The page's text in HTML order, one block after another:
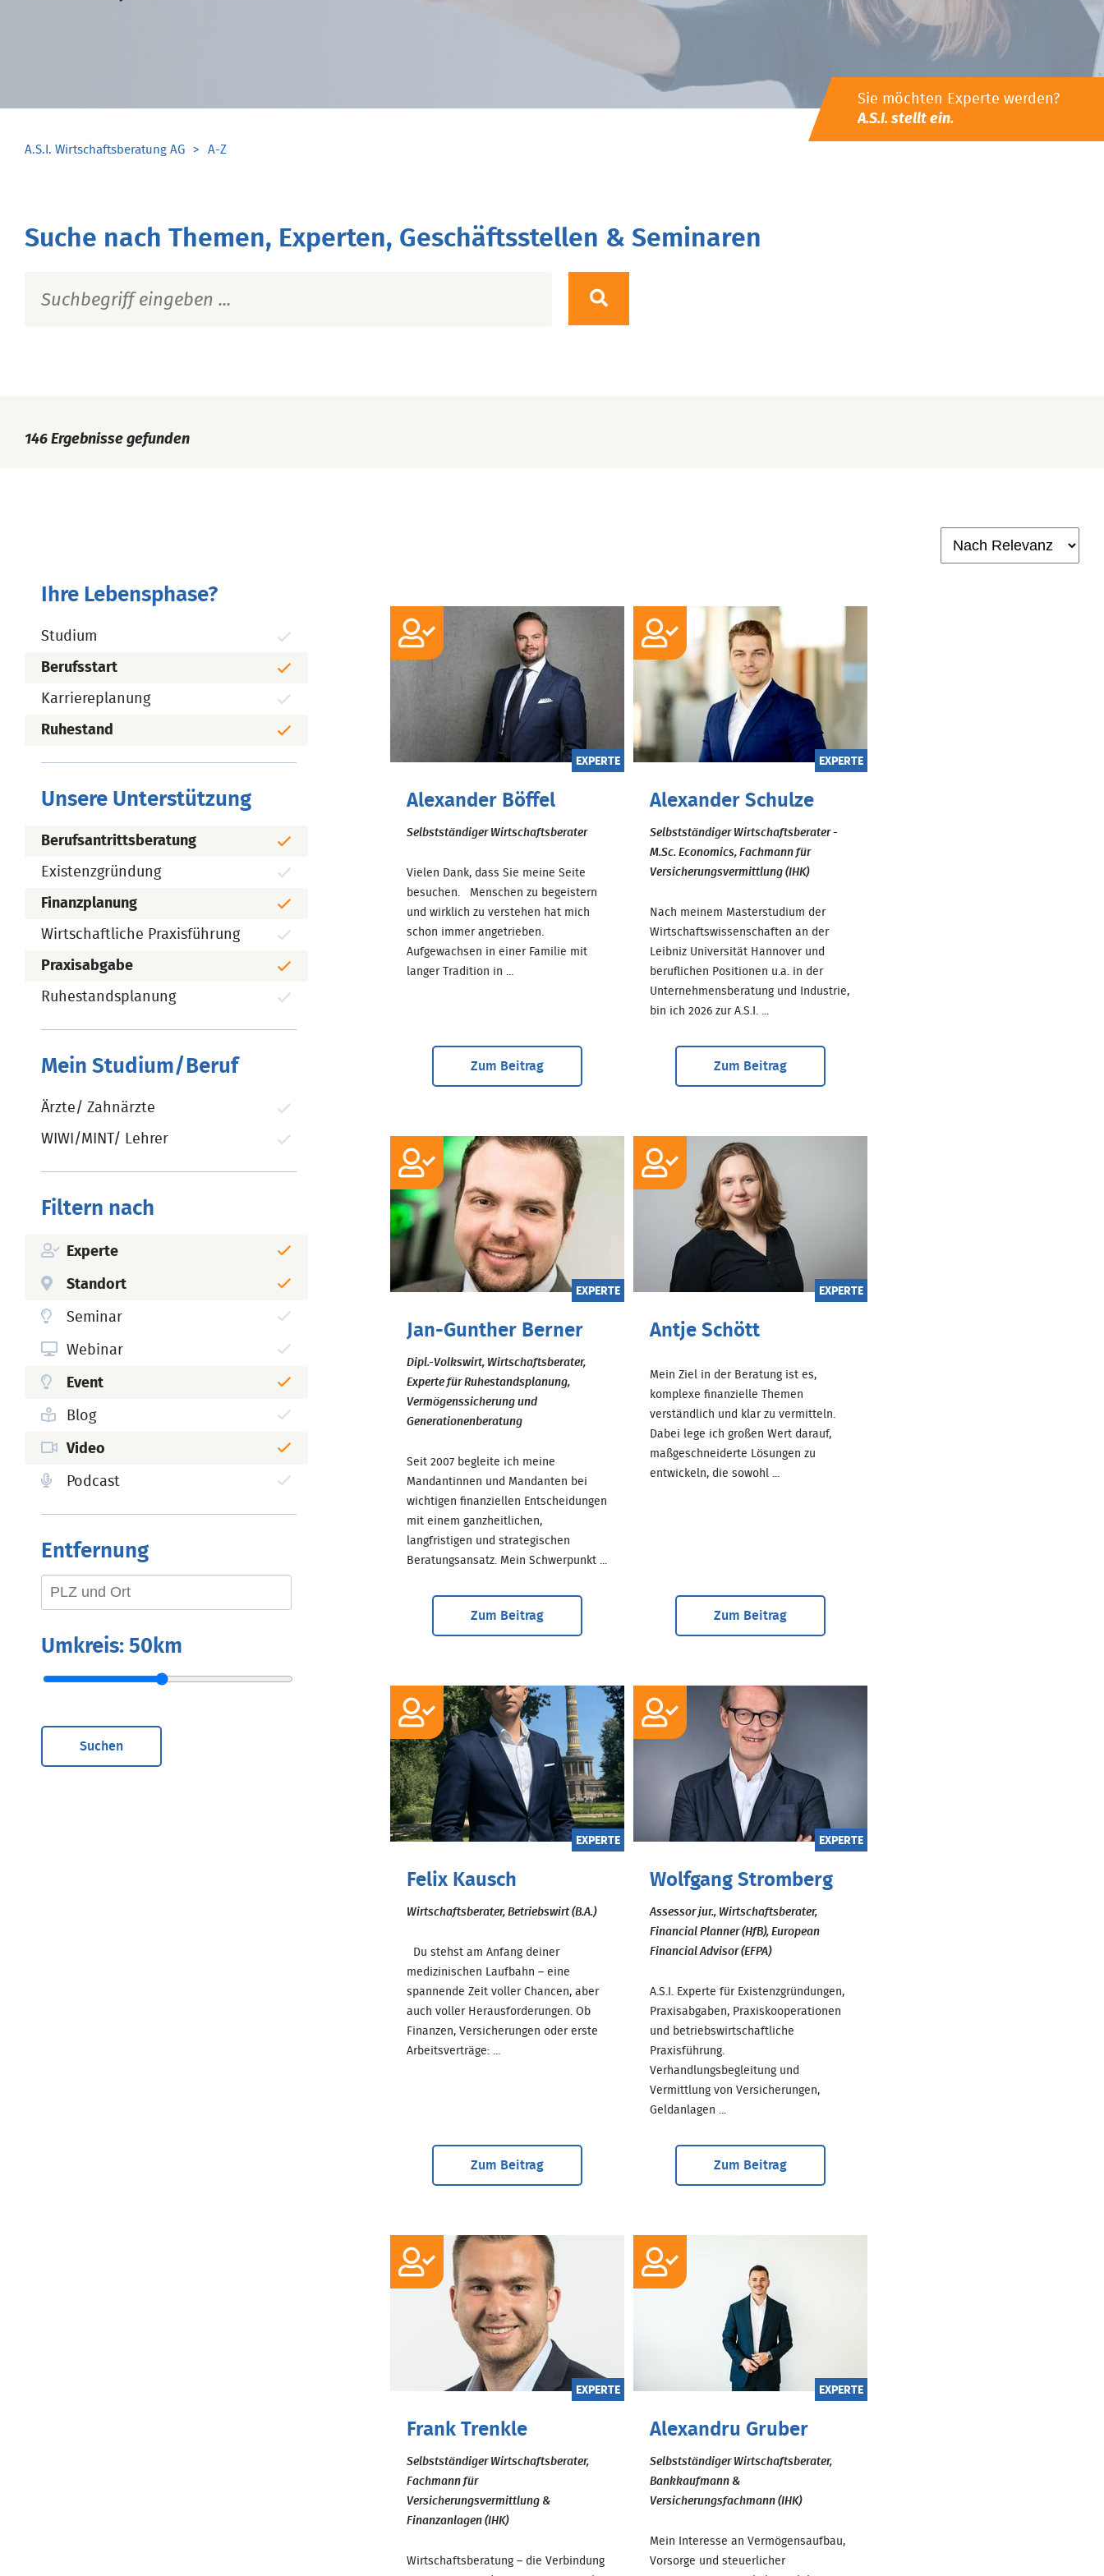
Sie möchten Experte werden?
A.S.I. stellt ein.
A.S.I. Wirtschaftsberatung AG A-Z
Suche nach Themen, Experten, Geschäftsstellen & Seminaren
146 Ergebnisse gefunden
Ihre Lebensphase?
Studium
Berufsstart
Karriereplanung
Ruhestand
Unsere Unterstützung
Berufsantrittsberatung
Existenzgründung
Finanzplanung
Wirtschaftliche Praxisführung
Praxisabgabe
Ruhestandsplanung
Mein Studium/Beruf
Ärzte/ Zahnärzte
WIWI/MINT/ Lehrer
Filtern nach
Experte
Standort
Seminar
Webinar
Event
Blog
Video
Podcast
Entfernung
Umkreis: 50km
Suchen
EXPERTE
Alexander Böffel
Selbstständiger Wirtschaftsberater
Vielen Dank, dass Sie meine Seite
besuchen. Menschen zu begeistern
und wirklich zu verstehen hat mich
schon immer angetrieben.
Aufgewachsen in einer Familie mit
langer Tradition in ...
Zum Beitrag
EXPERTE
Alexander Schulze
Selbstständiger Wirtschaftsberater -
M.Sc. Economics, Fachmann für
Versicherungsvermittlung (IHK)
Nach meinem Masterstudium der
Wirtschaftswissenschaften an der
Leibniz Universität Hannover und
beruflichen Positionen u.a. in der
Unternehmensberatung und Industrie,
bin ich 2026 zur A.S.I. ...
Zum Beitrag
EXPERTE
Jan-Gunther Berner
Dipl.-Volkswirt, Wirtschaftsberater,
Experte für Ruhestandsplanung,
Vermögenssicherung und
Generationenberatung
Seit 2007 begleite ich meine
Mandantinnen und Mandanten bei
wichtigen finanziellen Entscheidungen
mit einem ganzheitlichen,
langfristigen und strategischen
Beratungsansatz. Mein Schwerpunkt ...
Zum Beitrag
EXPERTE
Antje Schött
Mein Ziel in der Beratung ist es,
komplexe finanzielle Themen
verständlich und klar zu vermitteln.
Dabei lege ich großen Wert darauf,
maßgeschneiderte Lösungen zu
entwickeln, die sowohl ...
Zum Beitrag
EXPERTE
Felix Kausch
Wirtschaftsberater, Betriebswirt (B.A.)
Du stehst am Anfang deiner
medizinischen Laufbahn – eine
spannende Zeit voller Chancen, aber
auch voller Herausforderungen. Ob
Finanzen, Versicherungen oder erste
Arbeitsverträge: ...
Zum Beitrag
EXPERTE
Wolfgang Stromberg
Assessor jur., Wirtschaftsberater,
Financial Planner (HfB), European
Financial Advisor (EFPA)
A.S.I. Experte für Existenzgründungen,
Praxisabgaben, Praxiskooperationen
und betriebswirtschaftliche
Praxisführung.
Verhandlungsbegleitung und
Vermittlung von Versicherungen,
Geldanlagen ...
Zum Beitrag
EXPERTE
Frank Trenkle
Selbstständiger Wirtschaftsberater,
Fachmann für
Versicherungsvermittlung &
Finanzanlagen (IHK)
Wirtschaftsberatung – die Verbindung
EXPERTE
Alexandru Gruber
Selbstständiger Wirtschaftsberater,
Bankkaufmann &
Versicherungsfachmann (IHK)
Mein Interesse an Vermögensaufbau,
Vorsorge und steuerlicher